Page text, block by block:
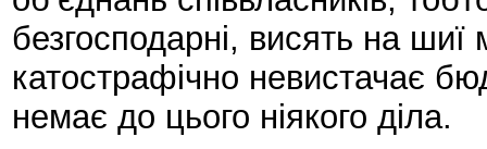
безгосподарні, висять на шиї
катострафічно невистачає
немає до цього ніякого діла.